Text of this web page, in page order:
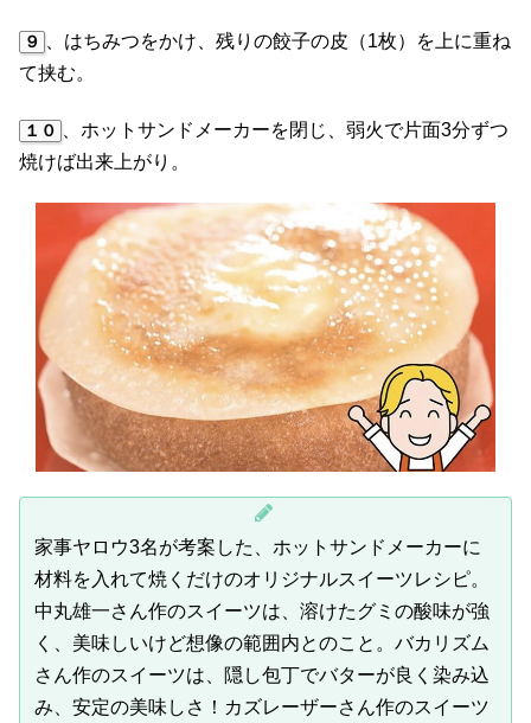
９ 、はちみつをかけ、残りの餃子の皮（1枚）を上に重ね
て挟む。
１０ 、ホットサンドメーカーを閉じ、弱火で片面3分ずつ
焼けば出来上がり。
家事ヤロウ3名が考案した、ホットサンドメーカーに
材料を入れて焼くだけのオリジナルスイーツレシピ。
中丸雄一さん作のスイーツは、溶けたグミの酸味が強
く、美味しいけど想像の範囲内とのこと。バカリズム
さん作のスイーツは、隠し包丁でバターが良く染み込
み、安定の美味しさ！カズレーザーさん作のスイーツ